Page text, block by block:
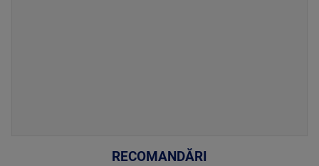
RECOMANDĂRI